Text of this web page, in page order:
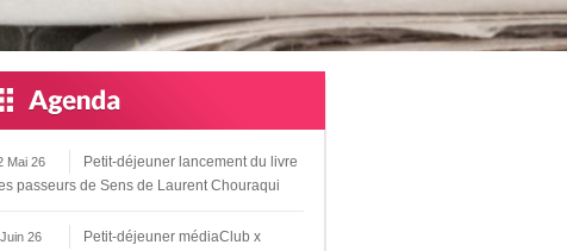
Mai 26
Petit-déjeuner lancement du livre
passeurs de Sens de Laurent Chouraqui
26
Petit-déjeuner médiaClub x